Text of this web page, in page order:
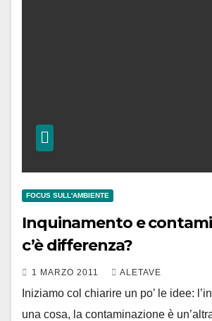
FOCUS SULL'AMBIENTE
Inquinamento e
c’è differenza?
1 MARZO 2011 ALETAVE
Iniziamo col chiarire un po’ le idee:
una cosa, la contaminazione è